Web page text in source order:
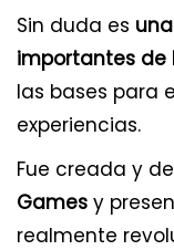
Sin duda es
importantes de
las bases para
experiencias.
Fue creada y
Games y
realmente